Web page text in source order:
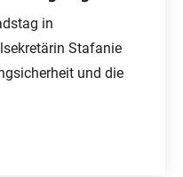
in
Stafanie
und die